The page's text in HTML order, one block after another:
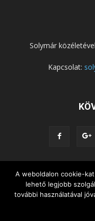
Solymár
Kapcsolat:
KÖZÉLET
NEMZETISÉG,
©
A weboldalon cookie-
lehető legjobb
további használatával